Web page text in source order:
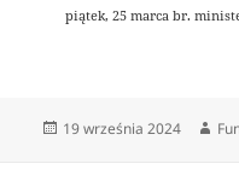
piątek, 25 marca br.
Data
19 września 2024